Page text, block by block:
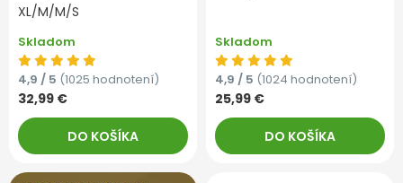
XL/M/M/S
Skladom
4,9 / 5 (1025 hodnotení)
32,99 €
DO KOŠÍKA
Skladom
4,9 / 5 (1024 hodnotení)
25,99 €
DO KOŠÍKA